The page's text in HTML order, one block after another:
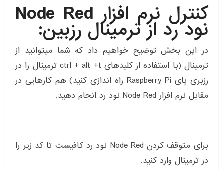
کنترل نرم افزار Node Red
نود رد از ترمینال رزبین:
در این بخش توضیح خواهیم داد که شما میتوانید از
ترمینال (با استفاده از کلیدهای ctrl + alt +t ترمینال را در
رزبری پای Raspberry Pi راه اندازی کنید) هم کارهایی در
مقابل نرم افزار Node Red نود رد انجام دهید.
برای متوقف کردن Node Red نود رد کافیست تا کد زیر را
در ترمینال وارد کنید.